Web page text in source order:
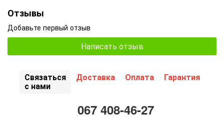
Отзывы
Добавьте первый отзыв
Написать отзыв
Связаться
с нами
Доставка Оплата Гарантия
067 408-46-27